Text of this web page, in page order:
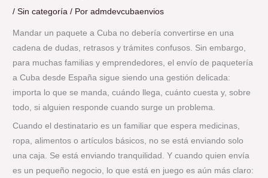
/Sin categoría / Poradmdevcubaenvios
Mandar un paquete a Cuba no debería convertirse en una
cadena de dudas, retrasos y trámites confusos. Sin embargo,
para muchas familias y emprendedores, el envío de paquetería
a Cuba desde España sigue siendo una gestión delicada:
importa lo que se manda, cuándo llega, cuánto cuesta y, sobre
todo, si alguien responde cuando surge un problema.
Cuando el destinatario es un familiar que espera medicinas,
ropa, alimentos o artículos básicos, no se está enviando solo
una caja. Se está enviando tranquilidad. Y cuando quien envía
es un pequeño negocio, lo que está en juego es aún más claro: